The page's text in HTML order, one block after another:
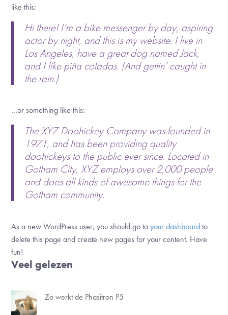
like this:
Hi there! I’m a bike messenger by day, aspiring
actor by night, and this is my website. I live in
Los Angeles, have a great dog named Jack,
and I like piña coladas. (And gettin’ caught in
the rain.)
…or something like this:
The XYZ Doohickey Company was founded in
1971, and has been providing quality
doohickeys to the public ever since. Located in
Gotham City, XYZ employs over 2,000 people
and does all kinds of awesome things for the
Gotham community.
As a new WordPress user, you should go toyour dashboardto
delete this page and create new pages for your content. Have
fun!
Veel gelezen
Zo werkt de Phasitron P5